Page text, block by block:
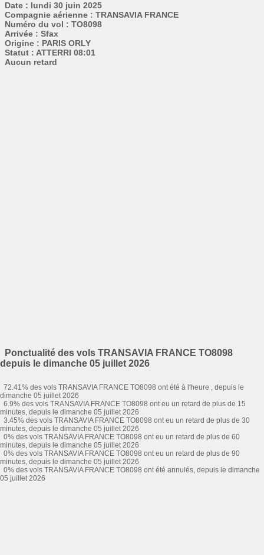
Date : lundi 30 juin 2025
Compagnie aérienne : TRANSAVIA FRANCE
Numéro du vol : TO8098
Arrivée : Sfax
Origine : PARIS ORLY
Statut : ATTERRI 08:01
Aucun retard
Ponctualité des vols TRANSAVIA FRANCE TO8098
depuis le dimanche 05 juillet 2026
72.41% des vols TRANSAVIA FRANCE TO8098 ont été à l'heure , depuis le
dimanche 05 juillet 2026
6.9% des vols TRANSAVIA FRANCE TO8098 ont eu un retard de plus de 15
minutes, depuis le dimanche 05 juillet 2026
3.45% des vols TRANSAVIA FRANCE TO8098 ont eu un retard de plus de 30
minutes, depuis le dimanche 05 juillet 2026
0% des vols TRANSAVIA FRANCE TO8098 ont eu un retard de plus de 60
minutes, depuis le dimanche 05 juillet 2026
0% des vols TRANSAVIA FRANCE TO8098 ont eu un retard de plus de 90
minutes, depuis le dimanche 05 juillet 2026
0% des vols TRANSAVIA FRANCE TO8098 ont été annulés, depuis le dimanche
05 juillet 2026